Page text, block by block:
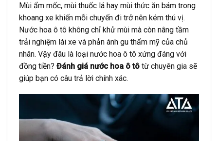
Mùi ẩm mốc, mùi thuốc lá hay mùi thức ăn bám trong
khoang xe khiến mỗi chuyến đi trở nên kém thú vị.
Nước hoa ô tô không chỉ khử mùi mà còn nâng tầm
trải nghiệm lái xe và phản ánh gu thẩm mỹ của chủ
nhân. Vậy đâu là loại nước hoa ô tô xứng đáng với
đồng tiền? Đánh giá nước hoa ô tô từ chuyên gia sẽ
giúp bạn có câu trả lời chính xác.